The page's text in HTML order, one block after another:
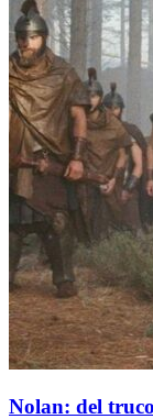
Nolan: del